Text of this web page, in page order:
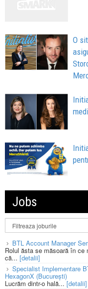
O
Jobs
BTL Account Manager
Rolul ăsta se măsoară în ce
că... [detalii]
Specialist Implementare
HexagonX (București)
Lucrăm dintr-o hală... [detalii]